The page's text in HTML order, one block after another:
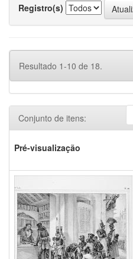
Registro(s)
Resultado 1-10 de 18.
Conjunto de itens:
Pré-visualização